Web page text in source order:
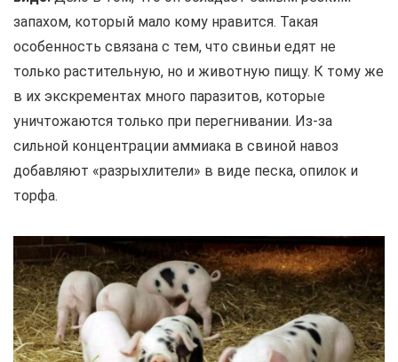
запахом, который мало кому нравится. Такая
особенность связана с тем, что свиньи едят не
только растительную, но и животную пищу. К тому же
в их экскрементах много паразитов, которые
уничтожаются только при перегнивании. Из-за
сильной концентрации аммиака в свиной навоз
добавляют «разрыхлители» в виде песка, опилок и
торфа.